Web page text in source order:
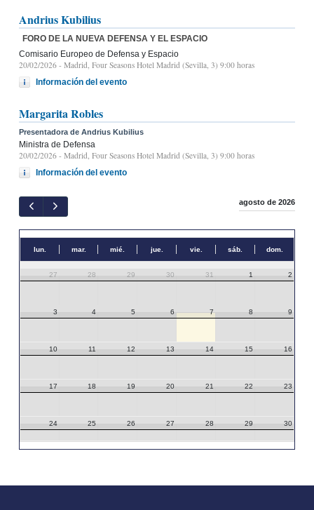
Andrius Kubilius
FORO DE LA NUEVA DEFENSA Y EL ESPACIO
Comisario Europeo de Defensa y Espacio
20/02/2026 - Madrid, Four Seasons Hotel Madrid (Sevilla, 3) 9:00 horas
Información del evento
Margarita Robles
Presentadora de Andrius Kubilius
Ministra de Defensa
20/02/2026 - Madrid, Four Seasons Hotel Madrid (Sevilla, 3) 9:00 horas
Información del evento
agosto de 2026
lun. mar. mié. jue. vie. sáb. dom.
27 28 29 30 31 1 2
3 4 5 6 7 8 9
10 11 12 13 14 15 16
17 18 19 20 21 22 23
24 25 26 27 28 29 30